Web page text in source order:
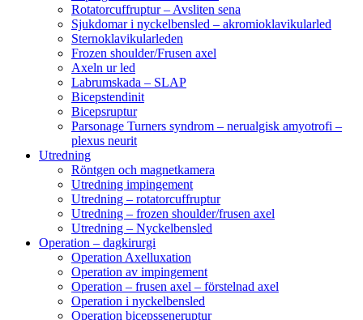
Rotatorcuffruptur – Avsliten sena
Sjukdomar i nyckelbensled – akromioklavikularled
Sternoklavikularleden
Frozen shoulder/Frusen axel
Axeln ur led
Labrumskada – SLAP
Bicepstendinit
Bicepsruptur
Parsonage Turners syndrom – nerualgisk amyotrofi –
plexus neurit
Utredning
Röntgen och magnetkamera
Utredning impingement
Utredning – rotatorcuffruptur
Utredning – frozen shoulder/frusen axel
Utredning – Nyckelbensled
Operation – dagkirurgi
Operation Axelluxation
Operation av impingement
Operation – frusen axel – förstelnad axel
Operation i nyckelbensled
Operation bicepsseneruptur